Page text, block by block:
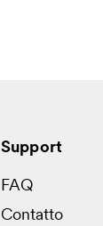
Support
FAQ
Contatto